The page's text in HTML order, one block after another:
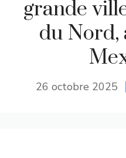
grande
du Nord,
26 octobre 2025